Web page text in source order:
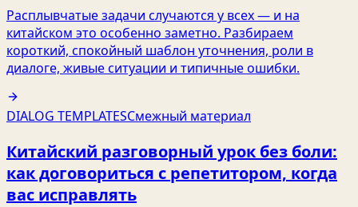
Расплывчатые задачи случаются у всех — и на
китайском это особенно заметно. Разбираем
короткий, спокойный шаблон уточнения, роли в
диалоге, живые ситуации и типичные ошибки.
DIALOG TEMPLATESСмежный материал
Китайский разговорный урок без боли:
как договориться с репетитором, когда
вас исправлять